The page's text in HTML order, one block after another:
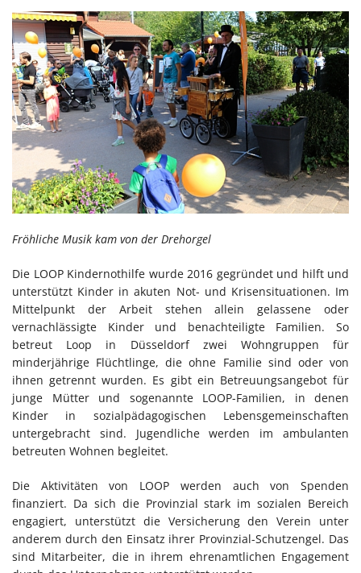
Fröhliche Musik kam von der Drehorgel
Die LOOP Kindernothilfe wurde 2016 gegründet und hilft und
unterstützt Kinder in akuten Not- und Krisensituationen. Im
Mittelpunkt der Arbeit stehen allein gelassene oder
vernachlässigte Kinder und benachteiligte Familien. So
betreut Loop in Düsseldorf zwei Wohngruppen für
minderjährige Flüchtlinge, die ohne Familie sind oder von
ihnen getrennt wurden. Es gibt ein Betreuungsangebot für
junge Mütter und sogenannte LOOP-Familien, in denen
Kinder in sozialpädagogischen Lebensgemeinschaften
untergebracht sind. Jugendliche werden im ambulanten
betreuten Wohnen begleitet.
Die Aktivitäten von LOOP werden auch von Spenden
finanziert. Da sich die Provinzial stark im sozialen Bereich
engagiert, unterstützt die Versicherung den Verein unter
anderem durch den Einsatz ihrer Provinzial-Schutzengel. Das
sind Mitarbeiter, die in ihrem ehrenamtlichen Engagement